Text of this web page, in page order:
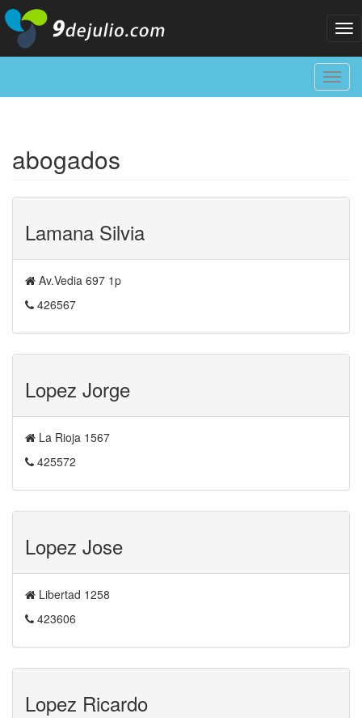
abogados
Lamana Silvia
Av.Vedia 697 1p
426567
Lopez Jorge
La Rioja 1567
425572
Lopez Jose
Libertad 1258
423606
Lopez Ricardo